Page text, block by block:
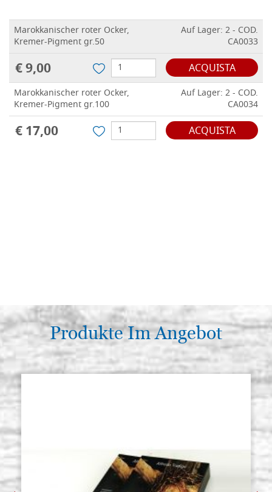
Marokkanischer roter Ocker,
Kremer-Pigment gr.50
Auf Lager: 2 - COD.
CA0033
€ 9,00 ACQUISTA
Marokkanischer roter Ocker,
Kremer-Pigment gr.100
Auf Lager: 2 - COD.
CA0034
€ 17,00 ACQUISTA
Produkte Im Angebot